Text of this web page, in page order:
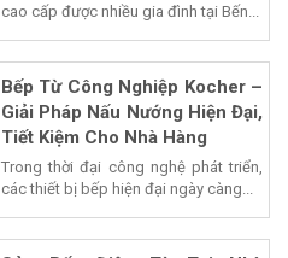
cao cấp được nhiều gia đình tại Bến...
Bếp Từ Công Nghiệp Kocher –
Giải Pháp Nấu Nướng Hiện Đại,
Tiết Kiệm Cho Nhà Hàng
Trong thời đại công nghệ phát triển,
các thiết bị bếp hiện đại ngày càng...